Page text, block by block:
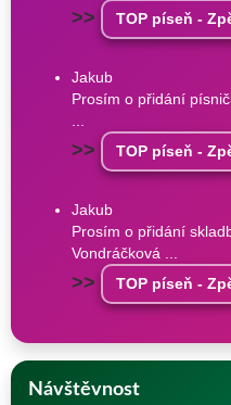
>> TOP píseň -
Jakub
Prosím o přidání
...
>> TOP píseň -
Jakub
Prosím o přidání
Vondráčková ...
>> TOP píseň -
Návštěvnost